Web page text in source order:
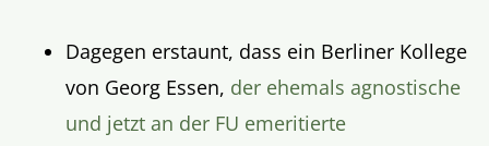
Dagegen erstaunt, dass ein Berliner Kollege
von Georg Essen, der ehemals agnostische
und jetzt an der FU emeritierte